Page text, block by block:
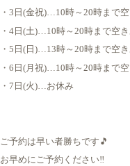
・3日(金祝)…10時～20時まで空
・4日(土)…10時～20時まで空き
・5日(日)…13時～20時まで空き
・6日(月祝)…10時～20時まで空
・7日(火)…お休み
ご予約は早い者勝ちです🎵
お早めにご予約ください‼️